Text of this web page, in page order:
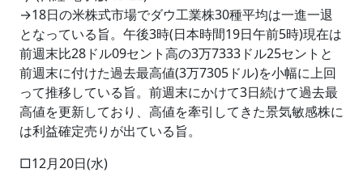
→18日の米株式市場でダウ工業株30種平均は一進一退
となっている旨。午後3時(日本時間19日午前5時)現在は
前週末比28ドル09セント高の3万7333ドル25セントと
前週末に付けた過去最高値(3万7305ドル)を小幅に上回
って推移している旨。前週末にかけて3日続けて過去最
高値を更新しており、高値を牽引してきた景気敏感株に
は利益確定売りが出ている旨。
□12月20日(水)